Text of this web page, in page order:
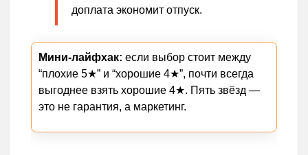
доплата экономит отпуск.
Мини-лайфхак: если выбор стоит между
“плохие 5★” и “хорошие 4★”, почти всегда
выгоднее взять хорошие 4★. Пять звёзд —
это не гарантия, а маркетинг.